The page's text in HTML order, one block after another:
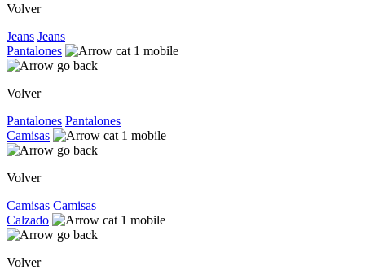
Volver
Jeans Jeans
Pantalones
Volver
Pantalones Pantalones
Camisas
Volver
Camisas Camisas
Calzado
Volver